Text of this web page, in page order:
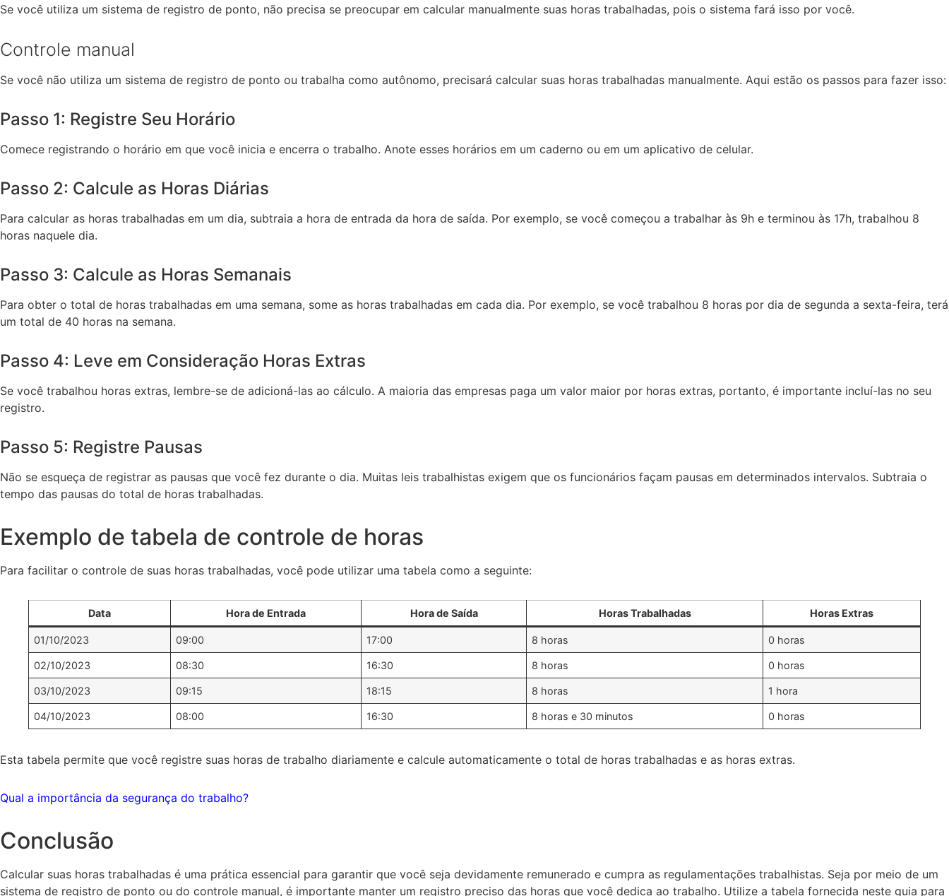
Se você utiliza um sistema de registro de ponto, não precisa se preocupar em calcular manualmente suas horas trabalhadas, pois o sistema fará isso por você.
Controle manual
Se você não utiliza um sistema de registro de ponto ou trabalha como autônomo, precisará calcular suas horas trabalhadas manualmente. Aqui estão os passos para fazer isso:
Passo 1: Registre Seu Horário
Comece registrando o horário em que você inicia e encerra o trabalho. Anote esses horários em um caderno ou em um aplicativo de celular.
Passo 2: Calcule as Horas Diárias
Para calcular as horas trabalhadas em um dia, subtraia a hora de entrada da hora de saída. Por exemplo, se você começou a trabalhar às 9h e terminou às 17h, trabalhou 8
horas naquele dia.
Passo 3: Calcule as Horas Semanais
Para obter o total de horas trabalhadas em uma semana, some as horas trabalhadas em cada dia. Por exemplo, se você trabalhou 8 horas por dia de segunda a sexta-feira, terá
um total de 40 horas na semana.
Passo 4: Leve em Consideração Horas Extras
Se você trabalhou horas extras, lembre-se de adicioná-las ao cálculo. A maioria das empresas paga um valor maior por horas extras, portanto, é importante incluí-las no seu
registro.
Passo 5: Registre Pausas
Não se esqueça de registrar as pausas que você fez durante o dia. Muitas leis trabalhistas exigem que os funcionários façam pausas em determinados intervalos. Subtraia o
tempo das pausas do total de horas trabalhadas.
Exemplo de tabela de controle de horas
Para facilitar o controle de suas horas trabalhadas, você pode utilizar uma tabela como a seguinte:
Data Hora de Entrada Hora de Saída Horas Trabalhadas Horas Extras
01/10/2023 09:00 17:00 8 horas 0 horas
02/10/2023 08:30 16:30 8 horas 0 horas
03/10/2023 09:15 18:15 8 horas 1 hora
04/10/2023 08:00 16:30 8 horas e 30 minutos 0 horas
Esta tabela permite que você registre suas horas de trabalho diariamente e calcule automaticamente o total de horas trabalhadas e as horas extras.
Qual a importância da segurança do trabalho?
Conclusão
Calcular suas horas trabalhadas é uma prática essencial para garantir que você seja devidamente remunerado e cumpra as regulamentações trabalhistas. Seja por meio de um
sistema de registro de ponto ou do controle manual, é importante manter um registro preciso das horas que você dedica ao trabalho. Utilize a tabela fornecida neste guia para